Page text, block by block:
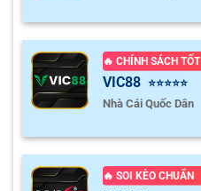
🔥 CHÍNH SÁCH TỐT
VIC88 ⭐⭐⭐⭐⭐
Nhà Cái Quốc Dân
🔥 SOI KÈO CHUẨN